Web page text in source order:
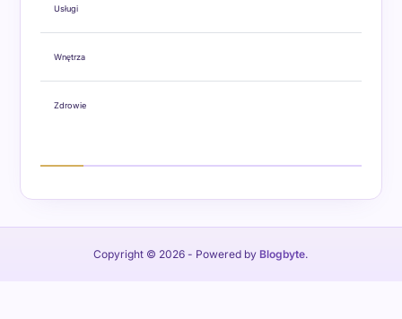
Usługi
Wnętrza
Zdrowie
Copyright © 2026 - Powered by Blogbyte.